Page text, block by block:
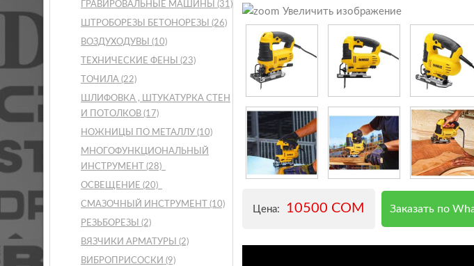
ГРАВИРОВАЛЬНЫЕ МАШИНЫ (31)
ШТРОБОРЕЗЫ БЕТОНОРЕЗЫ (26)
ВОЗДУХОДУВЫ (10)
ТЕХНИЧЕСКИЕ ФЕНЫ (23)
ТОЧИЛА (22)
ШЛИФОВКА , ШТУКАТУРКА СТЕН
И ПОТОЛКОВ (17)
НОЖНИЦЫ ПО МЕТАЛЛУ (10)
МНОГОФУНКЦИОНАЛЬНЫЙ
ИНСТРУМЕНТ (28)
ОСВЕЩЕНИЕ (20)
СМАЗОЧНЫЙ ИНСТРУМЕНТ (10)
РЕЗЬБОРЕЗЫ (2)
ВЯЗЧИКИ АРМАТУРЫ (2)
ВИБРОПРИСОСКИ (9)
Увеличить изображение
Цена: 10500 COM Заказать по